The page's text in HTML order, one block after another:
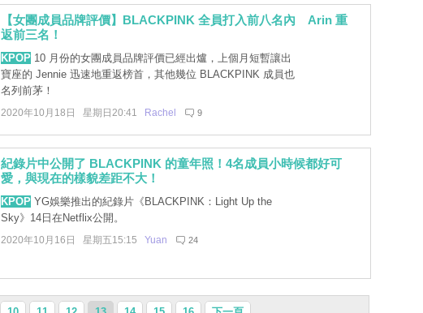
【女團成員品牌評價】BLACKPINK 全員打入前八名內 Arin 重
返前三名！
KPOP10 月份的女團成員品牌評價已經出爐，上個月短暫讓出
寶座的 Jennie 迅速地重返榜首，其他幾位 BLACKPINK 成員也
名列前茅！
2020年10月18日 星期日20:41 Rachel 9
紀錄片中公開了 BLACKPINK 的童年照！4名成員小時候都好可
愛，與現在的樣貌差距不大！
KPOPYG娛樂推出的紀錄片《BLACKPINK：Light Up the
Sky》14日在Netflix公開。
2020年10月16日 星期五15:15 Yuan 24